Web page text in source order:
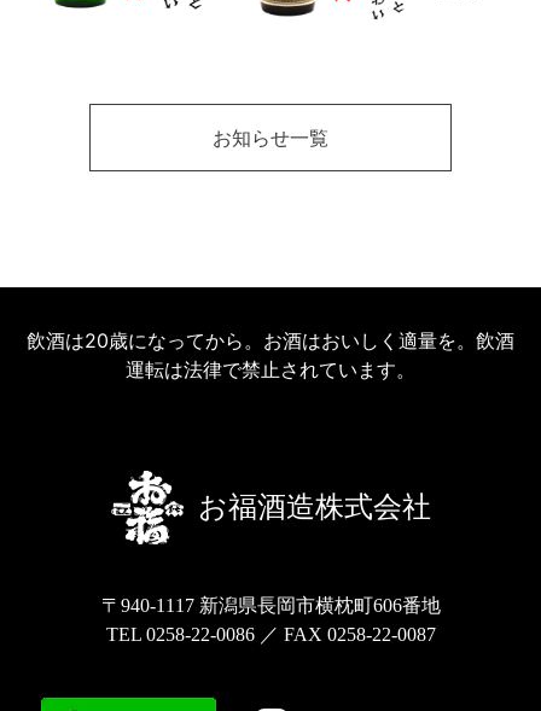
お知らせ一覧
飲酒は20歳になってから。お酒はおいしく適量を。飲酒
運転は法律で禁止されています。
お福酒造株式会社
〒940-1117 新潟県長岡市横枕町606番地
TEL 0258-22-0086 ／ FAX 0258-22-0087